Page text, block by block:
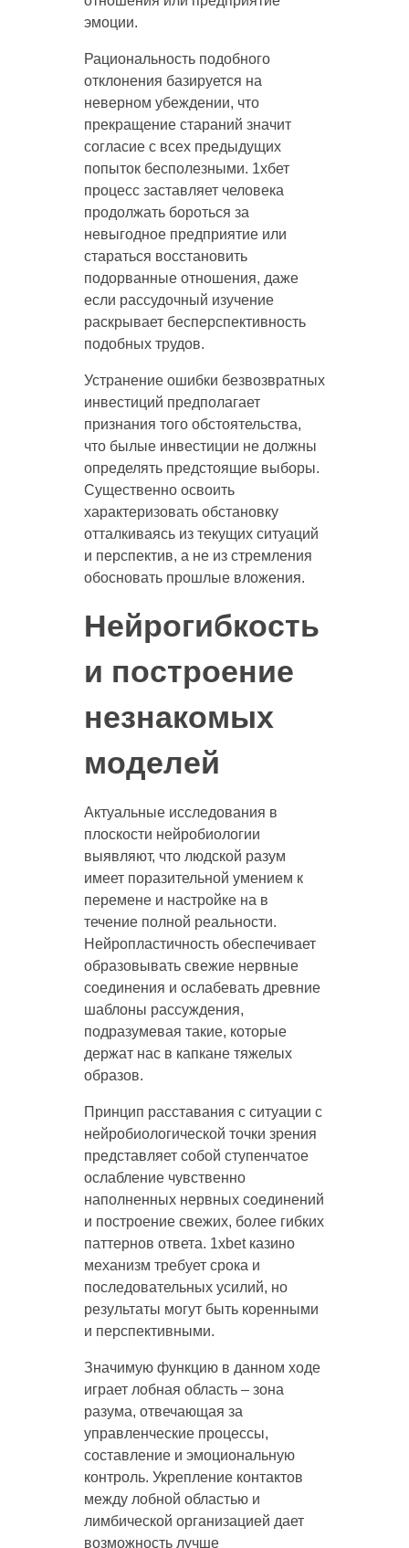
эмоции.
Рациональность подобного
отклонения базируется на
неверном убеждении, что
прекращение стараний значит
согласие с всех предыдущих
попыток бесполезными. 1хбет
процесс заставляет человека
продолжать бороться за
невыгодное предприятие или
стараться восстановить
подорванные отношения, даже
если рассудочный изучение
раскрывает бесперспективность
подобных трудов.
Устранение ошибки безвозвратных
инвестиций предполагает
признания того обстоятельства,
что былые инвестиции не должны
определять предстоящие выборы.
Существенно освоить
характеризовать обстановку
отталкиваясь из текущих ситуаций
и перспектив, а не из стремления
обосновать прошлые вложения.
Нейрогибкость
и построение
незнакомых
моделей
Актуальные исследования в
плоскости нейробиологии
выявляют, что людской разум
имеет поразительной умением к
перемене и настройке на в
течение полной реальности.
Нейропластичность обеспечивает
образовывать свежие нервные
соединения и ослабевать древние
шаблоны рассуждения,
подразумевая такие, которые
держат нас в капкане тяжелых
образов.
Принцип расставания с ситуации с
нейробиологической точки зрения
представляет собой ступенчатое
ослабление чувственно
наполненных нервных соединений
и построение свежих, более гибких
паттернов ответа. 1xbet казино
механизм требует срока и
последовательных усилий, но
результаты могут быть коренными
и перспективными.
Значимую функцию в данном ходе
играет лобная область – зона
разума, отвечающая за
управленческие процессы,
составление и эмоциональную
контроль. Укрепление контактов
между лобной областью и
лимбической организацией дает
возможность лучше